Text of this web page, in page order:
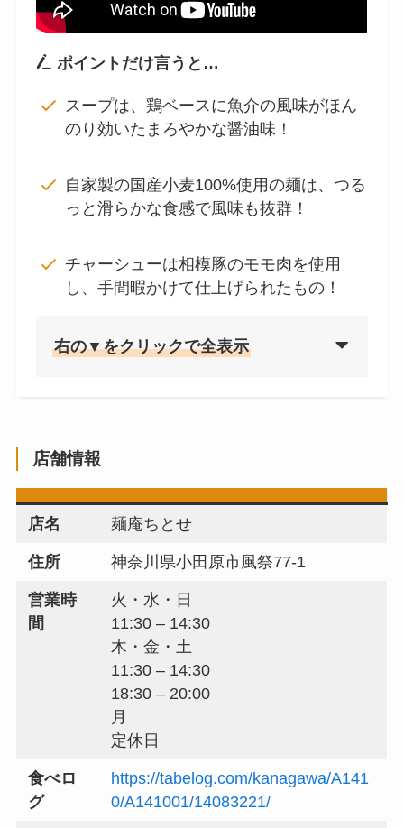
ポイントだけ言うと…
スープは、鶏ベースに魚介の風味がほん
のり効いたまろやかな醤油味！
自家製の国産小麦100%使用の麺は、つる
っと滑らかな食感で風味も抜群！
チャーシューは相模豚のモモ肉を使用
し、手間暇かけて仕上げられたもの！
右の▼をクリックで全表示
店舗情報
店名 麺庵ちとせ
住所 神奈川県小田原市風祭77-1
営業時
間
火・水・日
11:30 – 14:30
木・金・土
11:30 – 14:30
18:30 – 20:00
月
定休日
食べロ
グ
https://tabelog.com/kanagawa/A141
0/A141001/14083221/